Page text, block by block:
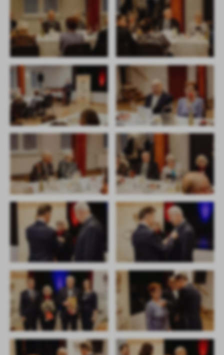
firm będących naszymi partnerami oraz innych dostawców usług.
Firmy te działają w charakterze pośredników prezentujących nasze
treści w postaci wiadomości, ofert, komunikatów mediów
społecznościowych.